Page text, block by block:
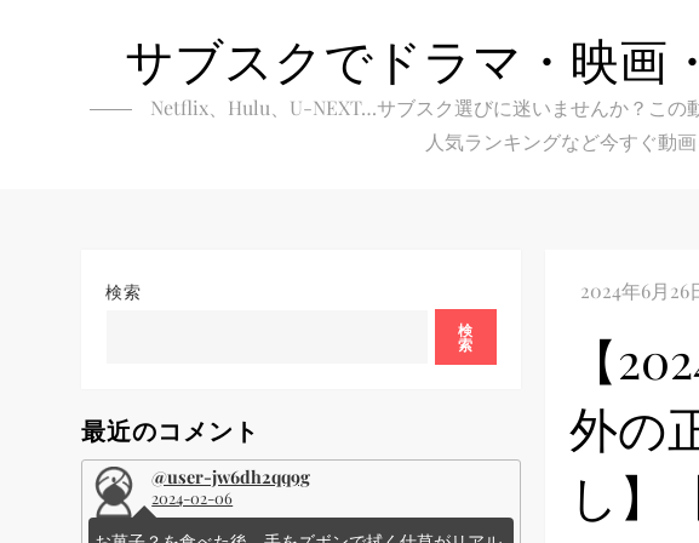
サブスクでドラマ・映画
Netflix、Hulu、U-NEXT…サブスク選びに迷いませんか？この
人気ランキングなど今すぐ動
【
外の
し】
検索
検
索
最近のコメント
@user-jw6dh2qq9g
2024-02-06